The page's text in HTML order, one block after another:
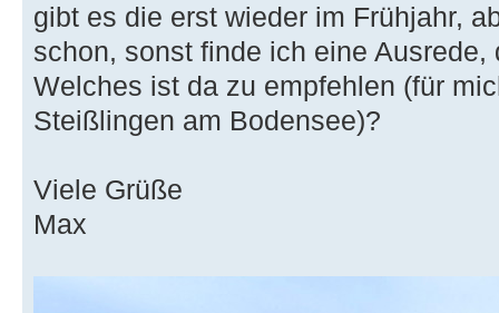
gibt es die erst wieder im Frühjahr,
schon, sonst finde ich eine
Welches ist da zu empfehlen (für
Steißlingen am Bodensee)?
Viele Grüße
Max